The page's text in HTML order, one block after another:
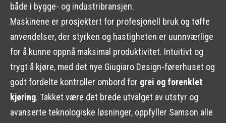
både i bygge- og industribransjen.
Maskinene er prosjektert for profesjonell bruk og tøffe
anvendelser, der styrken og hastigheten er uunnværlige
for å kunne oppnå maksimal produktivitet. Intuitivt og
trygt å kjøre, med det nye Giugiaro Design-førerhuset og
godt fordelte kontroller ombord for grei og forenklet
kjøring. Takket være det brede utvalget av utstyr og
avanserte teknologiske løsninger, oppfyller Samson alle